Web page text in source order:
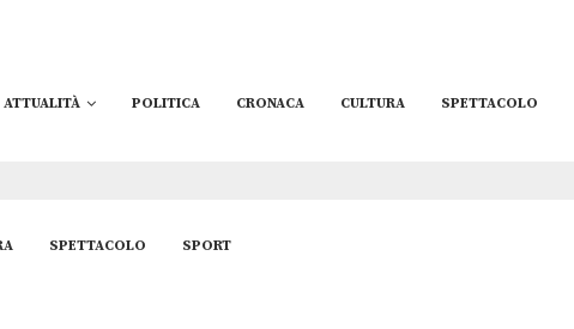
ATTUALITÀ POLITICA CRONACA CULTURA SPETTACOLO
SPETTACOLO SPORT